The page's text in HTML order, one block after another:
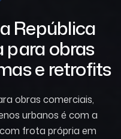
República
obras
e retrofits
obras comerciais,
urbanos é com a
frota própria em